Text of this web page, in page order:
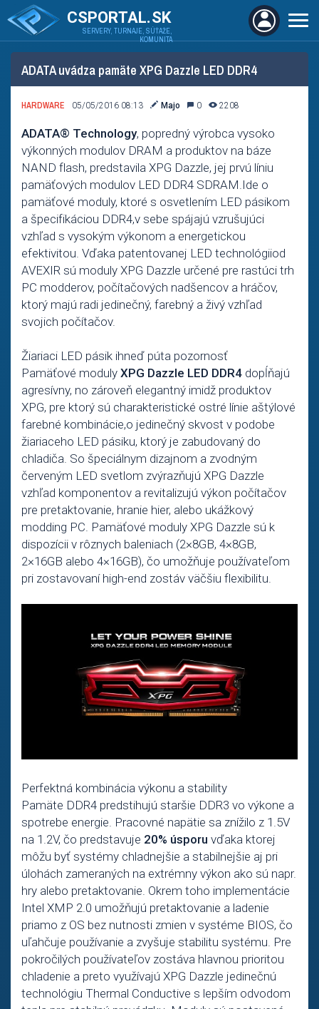
CSPORTAL.SK
SERVERY, TURNAJE, SÚŤAŽE,
KOMUNITA
ADATA uvádza pamäte XPG Dazzle LED DDR4
HARDWARE 05/05/2016 08:13 Majo 0 2208
ADATA® Technology, popredný výrobca vysoko
výkonných modulov DRAM a produktov na báze
NAND flash, predstavila XPG Dazzle, jej prvú líniu
pamäťových modulov LED DDR4 SDRAM.Ide o
pamäťové moduly, ktoré s osvetlením LED pásikom
a špecifikáciou DDR4,v sebe spájajú vzrušujúci
vzhľad s vysokým výkonom a energetickou
efektivitou. Vďaka patentovanej LED technológiiod
AVEXIR sú moduly XPG Dazzle určené pre rastúci trh
PC modderov, počítačových nadšencov a hráčov,
ktorý majú radi jedinečný, farebný a živý vzhľad
svojich počítačov.
Žiariaci LED pásik ihneď púta pozornosť
Pamäťové moduly XPG Dazzle LED DDR4 dopĺňajú
agresívny, no zároveň elegantný imidž produktov
XPG, pre ktorý sú charakteristické ostré línie aštýlové
farebné kombinácie,o jedinečný skvost v podobe
žiariaceho LED pásiku, ktorý je zabudovaný do
chladiča. So špeciálnym dizajnom a zvodným
červeným LED svetlom zvýrazňujú XPG Dazzle
vzhľad komponentov a revitalizujú výkon počítačov
pre pretaktovanie, hranie hier, alebo ukážkový
modding PC. Pamäťové moduly XPG Dazzle sú k
dispozícii v rôznych baleniach (2×8GB, 4×8GB,
2×16GB alebo 4×16GB), čo umožňuje používateľom
pri zostavovaní high-end zostáv väčšiu flexibilitu.
Perfektná kombinácia výkonu a stability
Pamäte DDR4 predstihujú staršie DDR3 vo výkone a
spotrebe energie. Pracovné napätie sa znížilo z 1.5V
na 1.2V, čo predstavuje 20% úsporu vďaka ktorej
môžu byť systémy chladnejšie a stabilnejšie aj pri
úlohách zameraných na extrémny výkon ako sú napr.
hry alebo pretaktovanie. Okrem toho implementácie
Intel XMP 2.0 umožňujú pretaktovanie a ladenie
priamo z OS bez nutnosti zmien v systéme BIOS, čo
uľahčuje používanie a zvyšuje stabilitu systému. Pre
pokročilých používateľov zostáva hlavnou prioritou
chladenie a preto využívajú XPG Dazzle jedinečnú
technológiu Thermal Conductive s lepším odvodom